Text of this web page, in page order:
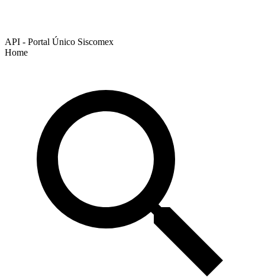
API - Portal Único Siscomex
Home